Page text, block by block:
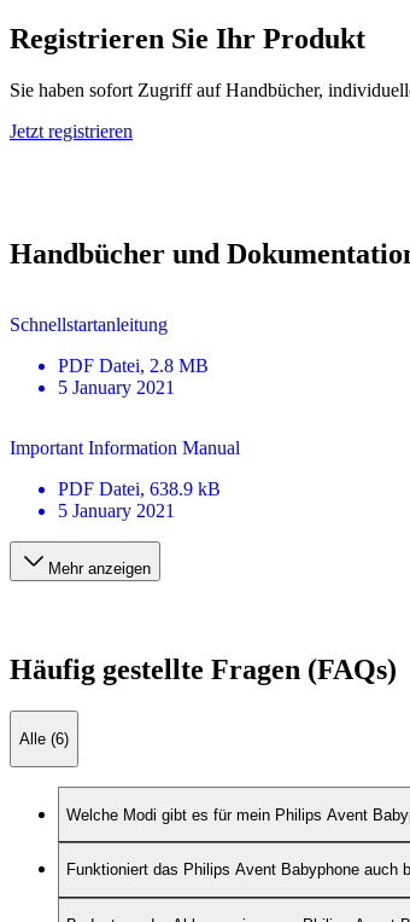
Registrieren Sie Ihr Produkt
Sie haben sofort Zugriff auf Handbücher,
Jetzt registrieren
Handbücher und
Schnellstartanleitung
PDF Datei, 2.8 MB
5 January 2021
Important Information Manual
PDF Datei, 638.9 kB
5 January 2021
Mehr anzeigen
Häufig gestellte Fragen (FAQs)
Alle (6)
Welche Modi gibt es für mein Philips Avent
Funktioniert das Philips Avent Babyphone auch